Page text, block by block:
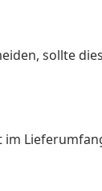
sollte
im